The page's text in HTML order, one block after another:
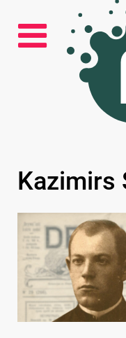
Kazimirs